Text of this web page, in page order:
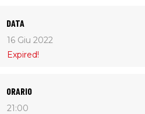
DATA
16 Giu 2022
Expired!
ORARIO
21:00